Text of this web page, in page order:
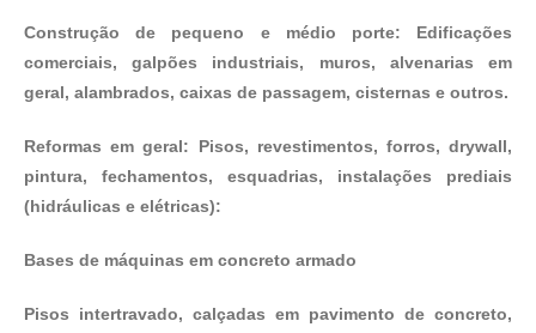
Construção de pequeno e médio porte: Edificações
comerciais, galpões industriais, muros, alvenarias em
geral, alambrados, caixas de passagem, cisternas e outros.
Reformas em geral: Pisos, revestimentos, forros, drywall,
pintura, fechamentos, esquadrias, instalações prediais
(hidráulicas e elétricas):
Bases de máquinas em concreto armado
Pisos intertravado, calçadas em pavimento de concreto,